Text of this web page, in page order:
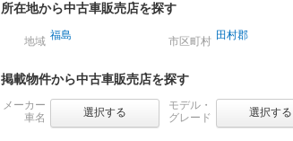
所在地から中古車販売店を探す
地域 福島 市区町村 田村郡
掲載物件から中古車販売店を探す
メーカー
車名
選択する
モデル・
グレード
選択する